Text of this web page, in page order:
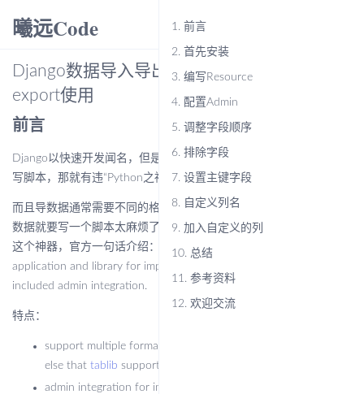
曦远Code
Django数据导入导出神器django-import-
export使用
前言
Django以快速开发闻名，但是如果处理数据的导出导入还需要自己
写脚本，那就有违“Python之禅”了……
而且导数据通常需要不同的格式，Excel、csv、json等，每种格式的
数据就要写一个脚本太麻烦了，这时直接祭出django-import-export
这个神器，官方一句话介绍：django-import-export is a Django
application and library for importing and exporting data with
included admin integration.
特点：
support multiple formats (Excel, CSV, JSON, ... and everything
else that tablib support)
admin integration for importing
1. 前言
2. 首先安装
3. 编写Resource
4. 配置Admin
5. 调整字段顺序
6. 排除字段
7. 设置主键字段
8. 自定义列名
9. 加入自定义的列
10. 总结
11. 参考资料
12. 欢迎交流